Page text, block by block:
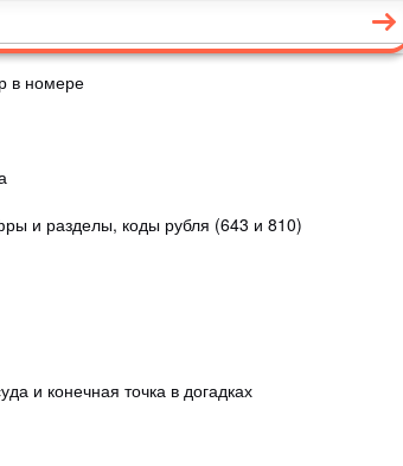
в номере
и разделы, коды рубля (643 и 810)
и конечная точка в догадках